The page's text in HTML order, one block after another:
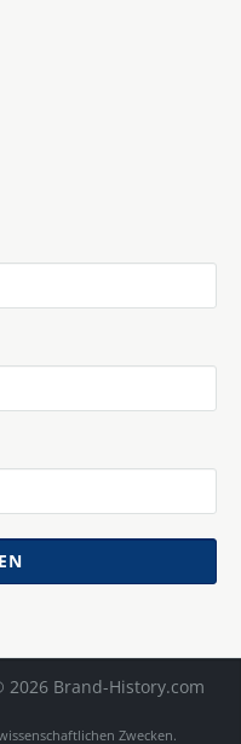
2026 Brand-History.com
Zwecken.